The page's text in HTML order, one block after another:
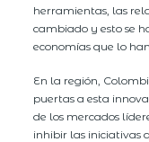
herramientas, las
cambiado y esto se
economías que lo
En la región,
puertas a esta
de los mercados
inhibir las iniciativas